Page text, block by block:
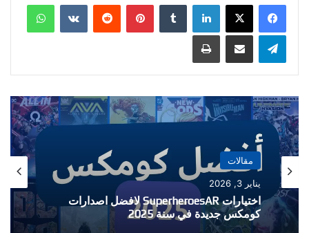
لينكدإن بينتيريست
تيلقرام مشاركة عبر البريد طباعة
مقالات
يناير 3, 2026
اختيارات SuperheroesAR لافضل اصدارات
كومكس جديدة في سنة 2025
مقالات
ديسمبر 25, 2024